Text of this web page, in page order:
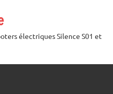
électriques Silence S01 et